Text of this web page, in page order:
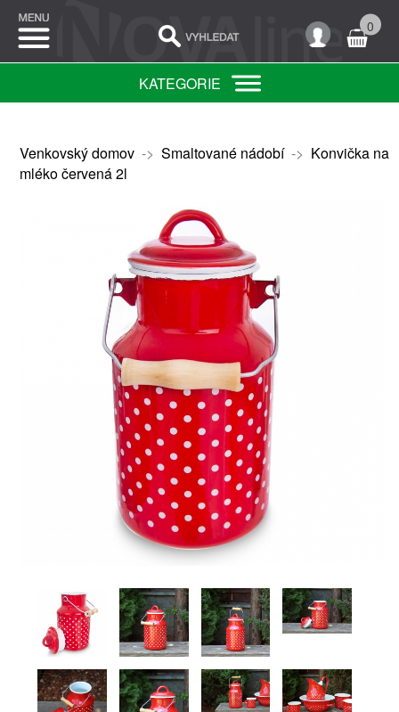
0
KATEGORIE
Venkovský domov-> Smaltované nádobí-> Konvička na
mléko červená 2l